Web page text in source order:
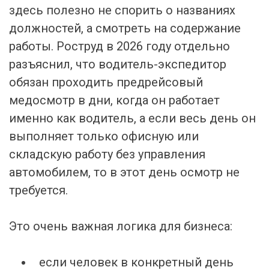
здесь полезно не спорить о названиях
должностей, а смотреть на содержание
работы. Роструд в 2026 году отдельно
разъяснил, что водитель-экспедитор
обязан проходить предрейсовый
медосмотр в дни, когда он работает
именно как водитель, а если весь день он
выполняет только офисную или
складскую работу без управления
автомобилем, то в этот день осмотр не
требуется.
Это очень важная логика для бизнеса:
если человек в конкретный день